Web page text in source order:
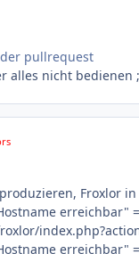
pullrequest
alles nicht bedienen
Froxlor
erreichbar"
erreichbar" =